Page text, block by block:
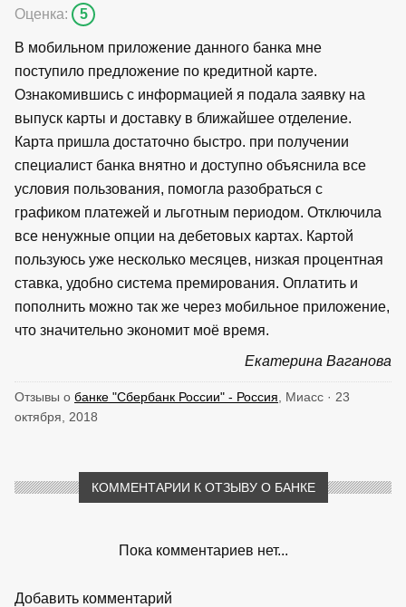
Оценка: 5
В мобильном приложение данного банка мне
поступило предложение по кредитной карте.
Ознакомившись с информацией я подала заявку на
выпуск карты и доставку в ближайшее отделение.
Карта пришла достаточно быстро. при получении
специалист банка внятно и доступно объяснила все
условия пользования, помогла разобраться с
графиком платежей и льготным периодом. Отключила
все ненужные опции на дебетовых картах. Картой
пользуюсь уже несколько месяцев, низкая процентная
ставка, удобно система премирования. Оплатить и
пополнить можно так же через мобильное приложение,
что значительно экономит моё время.
Екатерина Ваганова
Отзывы о банке "Сбербанк России" - Россия , Миасс · 23
октября, 2018
КОММЕНТАРИИ К ОТЗЫВУ О БАНКЕ
Пока комментариев нет...
Добавить комментарий